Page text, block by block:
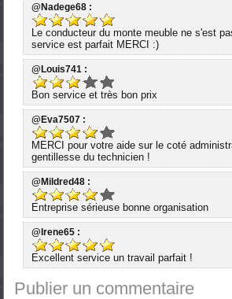
@Nadege68 :
Le conducteur du monte meuble ne s'est
service est parfait MERCI :)
@Louis741 :
Bon service et très bon prix
@Eva7507 :
MERCI pour votre aide sur le coté
gentillesse du technicien !
@Mildred48 :
Entreprise sérieuse bonne organisation
@Irene65 :
Excellent service un travail parfait !
Publier un commentaire